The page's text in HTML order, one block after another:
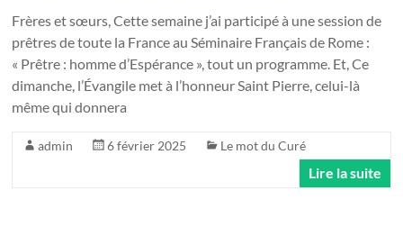
Frères et sœurs, Cette semaine j’ai participé à une session de
prêtres de toute la France au Séminaire Français de Rome :
« Prêtre : homme d’Espérance », tout un programme. Et, Ce
dimanche, l’Évangile met à l’honneur Saint Pierre, celui-là
même qui donnera
admin 6 février 2025 Le mot du Curé
Lire la suite